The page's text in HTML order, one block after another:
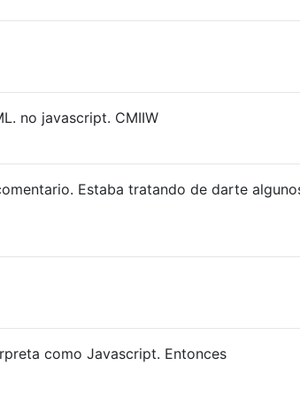
no javascript. CMIIW
Estaba tratando de darte
como Javascript. Entonces